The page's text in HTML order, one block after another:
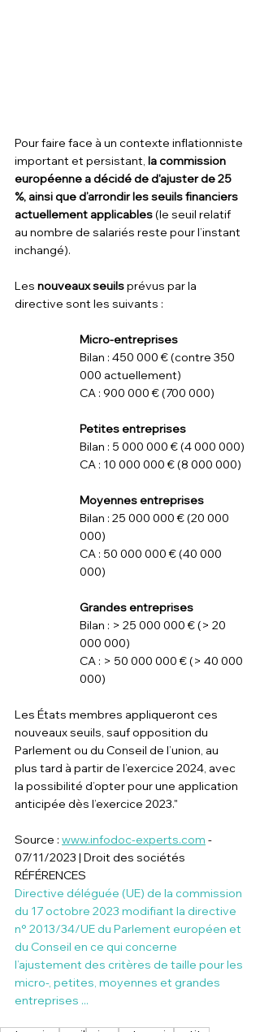
Pour faire face à un contexte inflationniste
important et persistant, la commission
européenne a décidé de d'ajuster de 25
%, ainsi que d’arrondir les seuils financiers
actuellement applicables (le seuil relatif
au nombre de salariés reste pour l’instant
inchangé).
Les nouveaux seuils prévus par la
directive sont les suivants :
Micro-entreprises
Bilan : 450 000 € (contre 350
000 actuellement)
CA : 900 000 € (700 000)
Petites entreprises
Bilan : 5 000 000 € (4 000 000)
CA : 10 000 000 € (8 000 000)
Moyennes entreprises
Bilan : 25 000 000 € (20 000
000)
CA : 50 000 000 € (40 000
000)
Grandes entreprises
Bilan : > 25 000 000 € (> 20
000 000)
CA : > 50 000 000 € (> 40 000
000)
Les États membres appliqueront ces
nouveaux seuils, sauf opposition du
Parlement ou du Conseil de l’union, au
plus tard à partir de l’exercice 2024, avec
la possibilité d’opter pour une application
anticipée dès l’exercice 2023."
Source : www.infodoc-experts.com -
07/11/2023 | Droit des sociétés
RÉFÉRENCES
Directive déléguée (UE) de la commission
du 17 octobre 2023 modifiant la directive
n° 2013/34/UE du Parlement européen et
du Conseil en ce qui concerne
l’ajustement des critères de taille pour les
micro-, petites, moyennes et grandes
entreprises ...